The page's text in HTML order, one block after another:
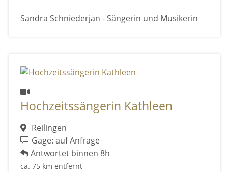
Sandra Schniederjan - Sängerin und Musikerin
Hochzeitssängerin Kathleen
Reilingen
Gage: auf Anfrage
Antwortet binnen 8h
ca. 75 km entfernt